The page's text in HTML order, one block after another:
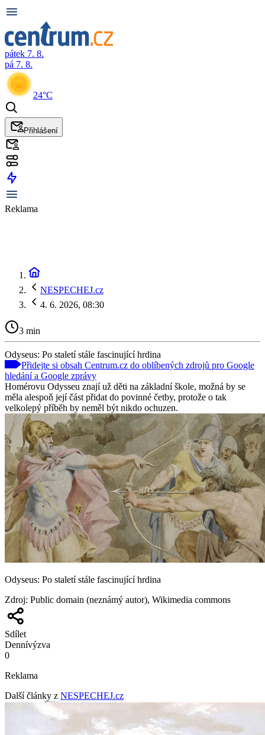
pátek 7. 8.
pá 7. 8.
24°C
Přihlášení
Reklama
NESPECHEJ.cz
4. 6. 2026, 08:30
3 min
Odyseus: Po staletí stále fascinující hrdina
Přidejte si obsah Centrum.cz do oblíbených zdrojů pro Google
hledání a Google zprávy
Homérovu Odysseu znají už děti na základní škole, možná by se
měla alespoň její část přidat do povinné četby, protože o tak
velkolepý příběh by neměl být nikdo ochuzen.
Odyseus: Po staletí stále fascinující hrdina
Zdroj: Public domain (neznámý autor), Wikimedia commons
Sdílet
Dennívýzva
0
Reklama
Další články z NESPECHEJ.cz